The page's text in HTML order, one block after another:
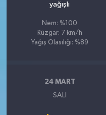
yağışlı
Nem: %100
Rüzgar: 7 km/h
Yağış Olasılığı: %89
24 MART
SALI